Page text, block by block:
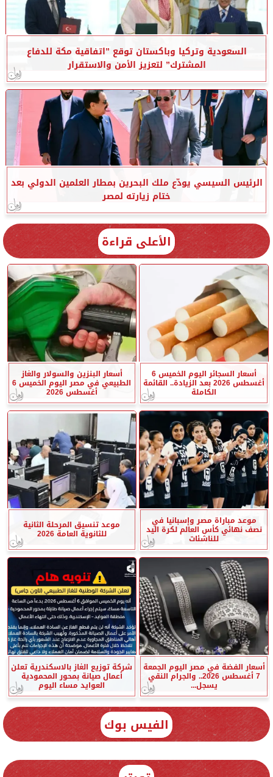
السعودية وتركيا وباكستان توقع ”اتفاقية مكة للدفاع
المشترك” لتعزيز الأمن والاستقرار
الرئيس السيسي يودّع ملك البحرين بمطار العلمين الدولي بعد
ختام زيارته لمصر
الأعلى قراءة
أسعار السجائر اليوم الخميس 6
أغسطس 2026 بعد الزيادة.. القائمة
الكاملة
أسعار البنزين والسولار والغاز
الطبيعي في مصر اليوم الخميس 6
أغسطس 2026
موعد مباراة مصر وإسبانيا في
نصف نهائي كأس العالم لكرة اليد
للناشئات
موعد تنسيق المرحلة الثانية
للثانوية العامة 2026
أسعار الفضة في مصر اليوم الجمعة
7 أغسطس 2026.. والجرام النقي
يسجل...
شركة توزيع الغاز بالاسكندرية تعلن
أعمال صيانة بمحور المحمودية
العوايد مساء اليوم
الفيس بوك